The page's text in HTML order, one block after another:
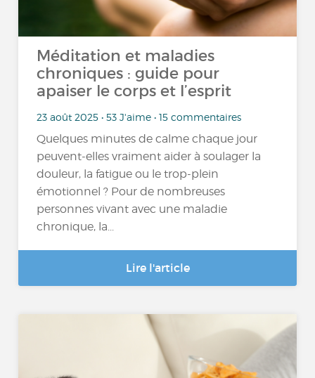
Méditation et maladies
chroniques : guide pour
apaiser le corps et l’esprit
23 août 2025 • 53 J'aime • 15 commentaires
Quelques minutes de calme chaque jour
peuvent-elles vraiment aider à soulager la
douleur, la fatigue ou le trop-plein
émotionnel ? Pour de nombreuses
personnes vivant avec une maladie
chronique, la...
Lire l'article